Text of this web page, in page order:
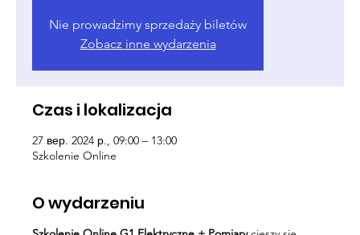
Nie prowadzimy sprzedaży biletów
Zobacz inne wydarzenia
Czas i lokalizacja
27 вер. 2024 р., 09:00 – 13:00
Szkolenie Online
O wydarzeniu